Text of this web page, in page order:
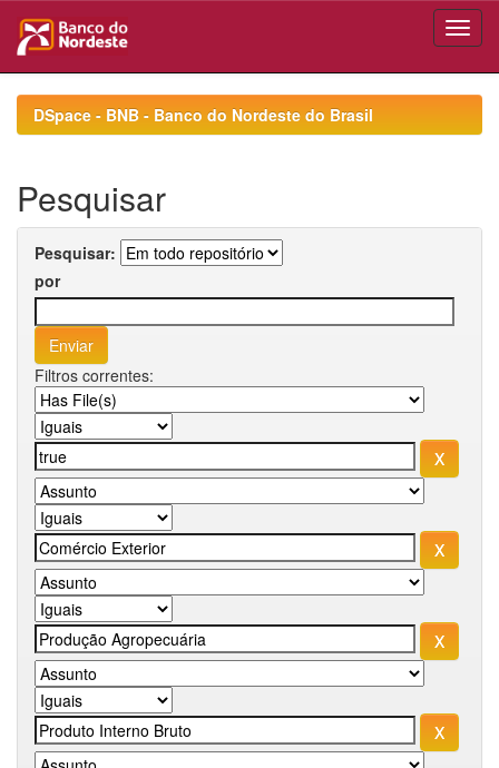
navigationDSpace - BNB - Banco do Nordeste do Brasil
Pesquisar
Pesquisar:
por
Filtros correntes: